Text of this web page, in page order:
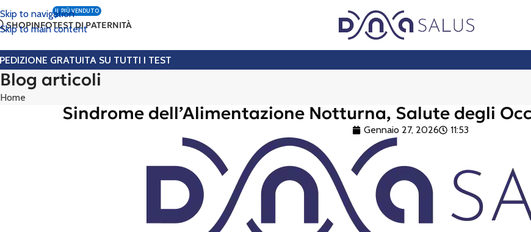
Skip to navigation
Skip to main content
SHOPINFOTEST DI PATERNITÀ
IL PIÙ VENDUTO
GRATUITA SU TUTTI I TEST
Blog articoli
Home
Sindrome dell’Alimentazione Notturna, Salute degli
Gennaio 27, 2026 11:53